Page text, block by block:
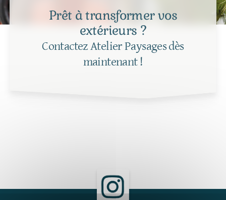
Prêt à transformer vos
extérieurs ?
Contactez Atelier Paysages dès
maintenant !